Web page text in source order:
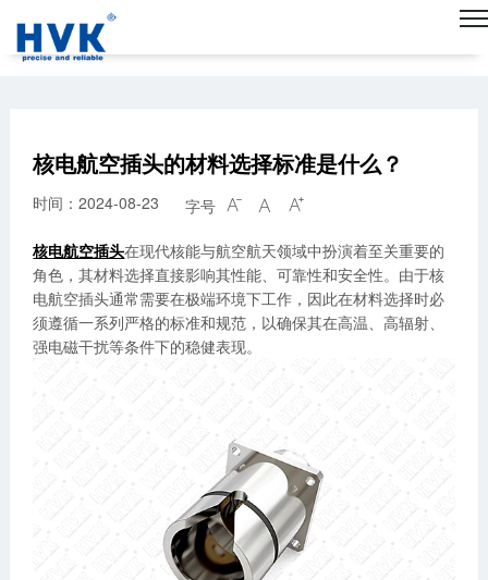
核电航空插头的材料选择标准是什么？
时间：2024-08-23 字号   
核电航空插头在现代核能与航空航天领域中扮演着至关重要的
角色，其材料选择直接影响其性能、可靠性和安全性。由于核
电航空插头通常需要在极端环境下工作，因此在材料选择时必
须遵循一系列严格的标准和规范，以确保其在高温、高辐射、
强电磁干扰等条件下的稳健表现。